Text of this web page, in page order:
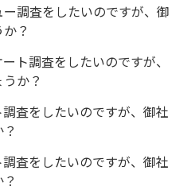
調査をしたいのですが、御
？
ト調査をしたいのですが、
か？
査をしたいのですが、御社
査をしたいのですが、御社